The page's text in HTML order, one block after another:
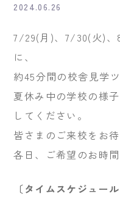
2024.06.26
7/29(月)、7/30(火)
に、
約45分間の校舎見学
夏休み中の学校の様
してください。
皆さまのご来校をお
各日、ご希望のお時
〔タイムスケジュール